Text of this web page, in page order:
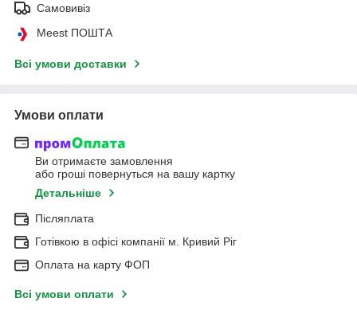
Самовивіз
Meest ПОШТА
Всі умови доставки
Умови оплати
Ви отримаєте замовлення
або гроші повернуться на вашу картку
Детальніше
Післяплата
Готівкою в офісі компанії м. Кривий Ріг
Оплата на карту ФОП
Всі умови оплати